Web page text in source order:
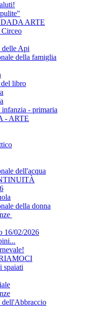
ARTE
Circeo
delle Api
della famiglia
libro
- primaria
- ARTE
dell'acqua
della donna
16/02/2026
spaiati
dell'Abbraccio